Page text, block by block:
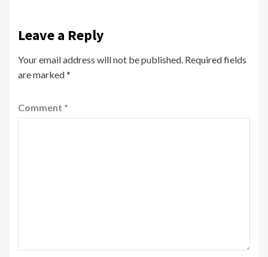
Leave a Reply
Your email address will not be published. Required fields
are marked*
Comment *